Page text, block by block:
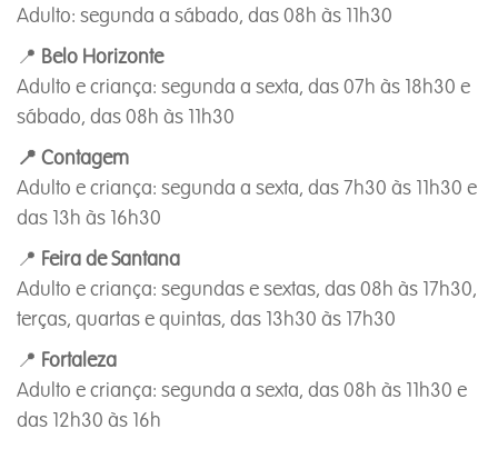
Adulto: segunda a sábado, das 08h às 11h30
📍 Belo Horizonte
Adulto e criança: segunda a sexta, das 07h às 18h30 e
sábado, das 08h às 11h30
📍 Contagem
Adulto e criança: segunda a sexta, das 7h30 às 11h30 e
das 13h às 16h30
📍 Feira de Santana
Adulto e criança: segundas e sextas, das 08h às 17h30,
terças, quartas e quintas, das 13h30 às 17h30
📍 Fortaleza
Adulto e criança: segunda a sexta, das 08h às 11h30 e
das 12h30 às 16h